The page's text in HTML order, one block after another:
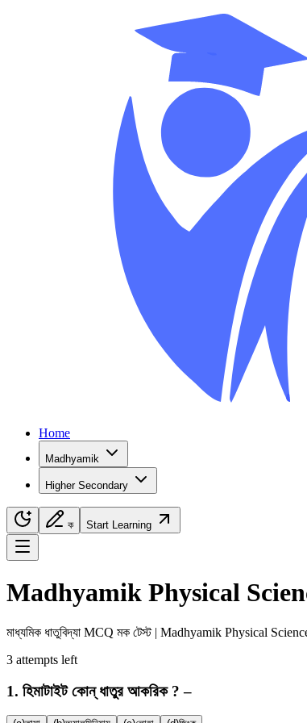
Home
Madhyamik
Higher Secondary
ক Start Learning
Navigation Menu
Madhyamik Physical
মাধ্যমিক ধাতুবিদ্যা MCQ মক টেস্ট | Madhyamik Physical
3 attempts left
1. হিমাটাইট কোন্ ধাতুর আকরিক ? –